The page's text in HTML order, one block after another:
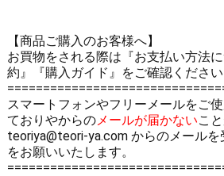
【商品ご購入のお客様へ】
お買物をされる際は 『お支払い方法
約』
『購入ガイド』 をご確認ください
スマートフォンやフリーメールをご
ておりやからのメールが届かないこ
teoriya@teori-ya.com からのメール
をお願いいたします。